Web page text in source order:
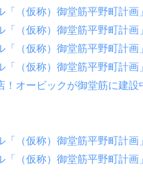
（仮称）御堂筋平野町計画
（仮称）御堂筋平野町計画
（仮称）御堂筋平野町計画
（仮称）御堂筋平野町計画
オービックが御堂筋に建設
（仮称）御堂筋平野町計画
（仮称）御堂筋平野町計